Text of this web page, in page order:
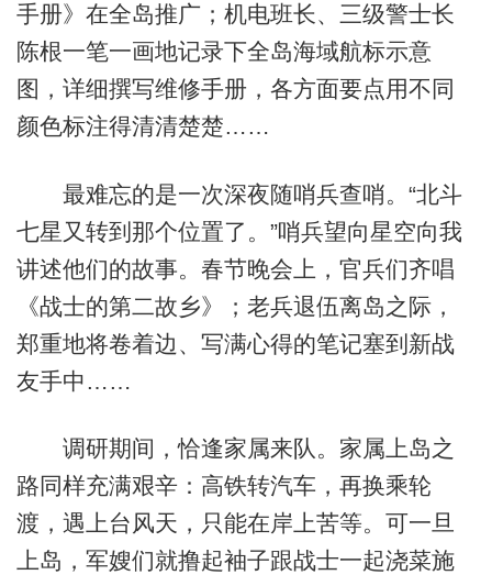
手册》在全岛推广；机电班长、三级警士长
陈根一笔一画地记录下全岛海域航标示意
图，详细撰写维修手册，各方面要点用不同
颜色标注得清清楚楚……
最难忘的是一次深夜随哨兵查哨。“北斗
七星又转到那个位置了。”哨兵望向星空向我
讲述他们的故事。春节晚会上，官兵们齐唱
《战士的第二故乡》；老兵退伍离岛之际，
郑重地将卷着边、写满心得的笔记塞到新战
友手中……
调研期间，恰逢家属来队。家属上岛之
路同样充满艰辛：高铁转汽车，再换乘轮
渡，遇上台风天，只能在岸上苦等。可一旦
上岛，军嫂们就撸起袖子跟战士一起浇菜施